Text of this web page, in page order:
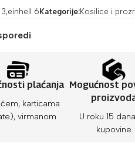
,einhell 6Kategorije:Kosilice i
plaćanja
karticama
virmanom
Mogućnost
U roku 15
kupovine